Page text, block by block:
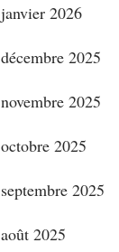
janvier 2026
décembre 2025
novembre 2025
octobre 2025
septembre 2025
août 2025